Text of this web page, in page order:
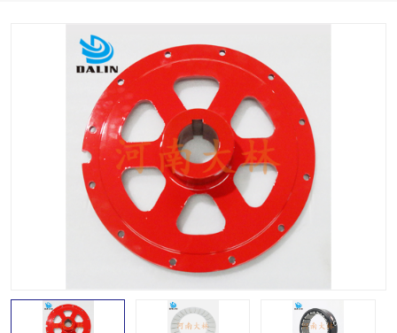
VC离合器
PO隔膜离合器 气胎离合器
泥浆泵空气包胶囊 气动元件
DY隔膜式离合器 CB离合器
实芯轮胎
联轴器
橡胶件 液力端配件